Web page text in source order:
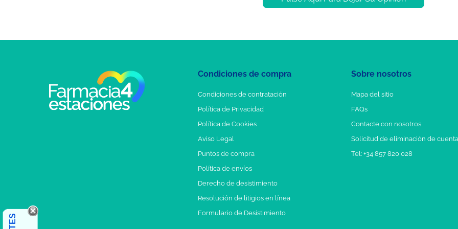
Condiciones de compra
Condiciones de contratación
Política de Privacidad
Política de Cookies
Aviso Legal
Puntos de compra
Política de envíos
Derecho de desistimiento
Resolución de litigios en línea
Formulario de Desistimiento
Sobre nosotros
Mapa del sitio
FAQs
Contacte con nosotros
Solicitud de eliminación de cuenta
Tel: +34 857 820 028